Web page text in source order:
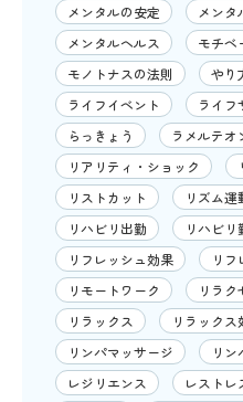
メンタルの安定
メンタ
メンタルヘルス
モチベ
モノトナスの法則
やり
ライフイベント
ライフ
らっきょう
ラメルテオ
リアリティ・ショック
リストカット
リズム運
リハビリ出勤
リハビリ
リフレッシュ効果
リ
リモートワーク
リラ
リラックス
リラックス
リンパマッサージ
リン
レジリエンス
レストレ